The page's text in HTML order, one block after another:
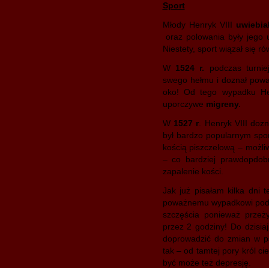
Sport
Młody Henryk VIII
oraz polowania były jego
Niestety, sport wiązał się
W 1524 r. podczas
swego hełmu i doznał
oko! Od tego wypadku
uporczywe migreny.
W 1527 r . Henryk VIII
był bardzo popularnym
kością piszczelową –
– co bardziej
zapalenie kości.
Jak już pisałam kilka dni
poważnemu wypadkowi
szczęścia ponieważ
przez 2 godziny! Do
doprowadzić do zmian w
tak – od tamtej pory król
być może też depresję.